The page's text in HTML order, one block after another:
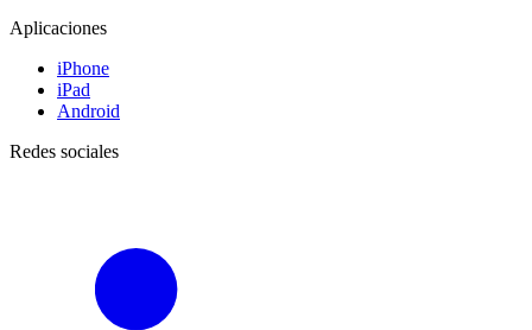
Aplicaciones
iPhone
iPad
Android
Redes sociales